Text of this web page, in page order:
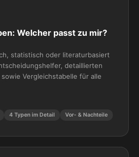
Welcher passt zu mir?
statistisch oder literaturbasiert
detaillierten
Vergleichstabelle für alle
4 Typen im Detail Vor- & Nachteile